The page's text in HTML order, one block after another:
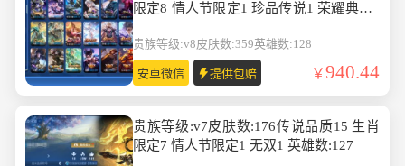
限定8 情人节限定1 珍品传说1 荣耀典藏1
贵族等级:v8皮肤数:359英雄数:128
安卓微信 提供包赔 940.44
贵族等级:v7皮肤数:176传说品质15 生肖
限定7 情人节限定1 无双1 英雄数:127